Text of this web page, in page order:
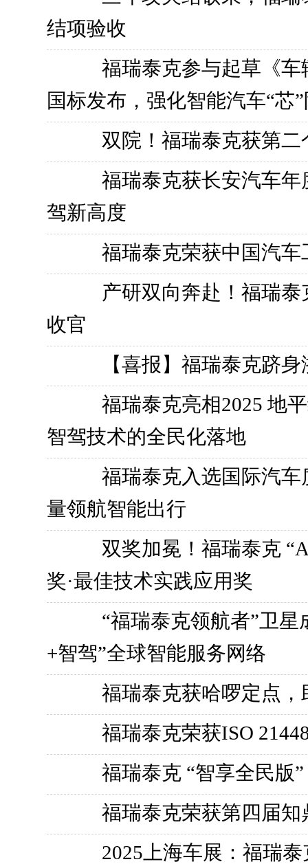
结项验收
福瑞泰克参与起草《
国标发布，强化智能汽车“芯
双院！福瑞泰克获第
福瑞泰克获长安汽车
驾新高度
福瑞泰克荣获中国汽车
产研双向奔赴！福瑞
收官
【喜报】福瑞泰克跻
福瑞泰克亮相2025 地
智驾技术的全民化落地
福瑞泰克入选国际汽
量领航智能出行
双奖加冕！福瑞泰克
奖·最佳技术实践应用奖
“福瑞泰克领航者”卫
+智驾”全球智能服务网络
福瑞泰克获哈啰定点，
福瑞泰克荣获ISO
福瑞泰克 “智享全民版
福瑞泰克荣获第四届知
2025上海车展：福瑞